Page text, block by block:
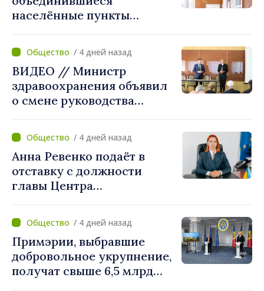
населённые пункты
создания Единых центров
предоставления услуг
/ 4 дней назад
ВИДЕО // Министр
здравоохранения объявил
о смене руководства
больницы. Людмила
Капчеля будет исполнять
обязанности директора
/ 4 дней назад
Анна Ревенко подаёт в
отставку с должности
главы Центра
коммуникации и
противодействия
дезинформации
/ 4 дней назад
Примэрии, выбравшие
добровольное укрупнение,
получат свыше 6,5 млрд